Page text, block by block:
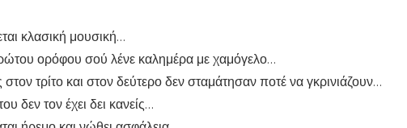
κλασική μουσική…
ορόφου σού λένε καλημέρα με χαμόγελο…
τρίτο και στον δεύτερο δεν σταμάτησαν ποτέ να γκρινιάζουν…
δεν τον έχει δει κανείς…